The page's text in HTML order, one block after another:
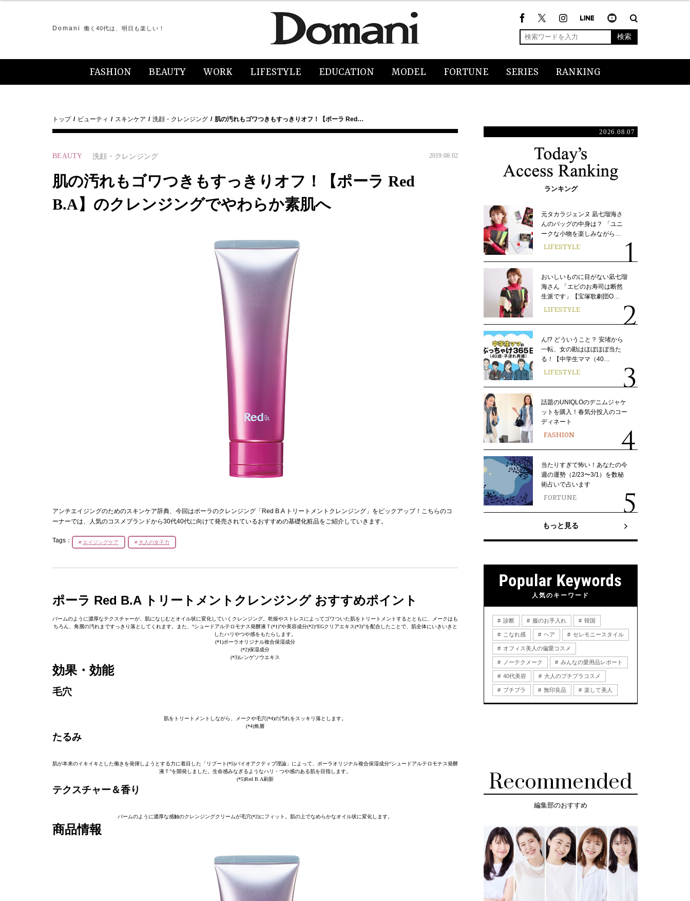
Domani 働く40代は、明日も楽しい！
検索
FASHION BEAUTY WORK LIFESTYLE EDUCATION MODEL FORTUNE SERIES RANKING
トップ ビューティ スキンケア 洗顔・クレンジング 肌の汚れもゴワつきもすっきりオフ！【ポーラ Red…
BEAUTY 洗顔・クレンジング 2019.08.02
肌の汚れもゴワつきもすっきりオフ！【ポーラ Red
B.A】のクレンジングでやわらか素肌へ
アンチエイジングのためのスキンケア辞典、今回はポーラのクレンジング「Red B.A トリートメントクレンジング」をピックアップ！こちらのコ
ーナーでは、人気のコスメブランドから30代40代に向けて発売されているおすすめの基礎化粧品をご紹介していきます。
Tags： エイジングケア 大人の女子力
ポーラ Red B.A トリートメントクレンジング おすすめポイント
バームのように濃厚なテクスチャーが、肌になじむとオイル状に変化していくクレンジング。乾燥やストレスによってゴワついた肌をトリートメントするとともに、メークはも
ちろん、角層の汚れまですっきり落としてくれます。また、“シュードアルテロモナス発酵液Ｔ(*1)”や美容成分(*2)“EGクリアエキス(*3)”を配合したことで、肌全体にいきいきと
したハリやつや感をもたらします。
(*1)ポーラオリジナル複合保湿成分
(*2)保湿成分
(*3)レンゲソウエキス
効果・効能
毛穴
肌をトリートメントしながら、メークや毛穴(*4)の汚れをスッキリ落とします。
(*4)角層
たるみ
肌が本来のイキイキとした働きを発揮しようとする力に着目した「リブート(*5)バイオアクティブ理論」によって、ポーラオリジナル複合保湿成分“シュードアルテロモナス発酵
液Ｔ”を開発しました。生命感みなぎるようなハリ・つや感のある肌を目指します。
(*5)Red B.A刷新
テクスチャー＆香り
バームのように濃厚な感触のクレンジングクリームが毛穴(*2)にフィット。肌の上でなめらかなオイル状に変化します。
商品情報
2026.08.07
ランキング
元タカラジェンヌ 凪七瑠海さ
んのバッグの中身は？ 「ユニ
ークな小物を楽しみながら…
LIFESTYLE
おいしいものに目がない凪七瑠
海さん 「エビのお寿司は断然
生派です」【宝塚歌劇団O…
LIFESTYLE
ん!? どういうこと？ 安堵から
一転、女の勘はほぼほぼ当た
る！【中学生ママ（40…
LIFESTYLE
話題のUNIQLOのデニムジャケ
ットを購入！春気分投入のコー
ディネート
FASHION
当たりすぎて怖い！あなたの今
週の運勢（2/23〜3/1）を数秘
術占いで占います
FORTUNE
もっと見る
人気のキーワード
診断 服のお手入れ 韓国
こなれ感 ヘア セレモニースタイル
オフィス美人の偏愛コスメ
ノーテクメーク みんなの愛用品レポート
40代美容 大人のプチプラコスメ
プチプラ 無印良品 楽して美人
Recommended
編集部のおすすめ